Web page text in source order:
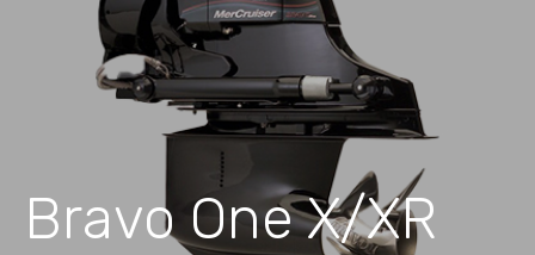
Bravo One X/XR